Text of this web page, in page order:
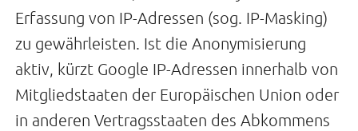
Erfassung von IP-Adressen (sog. IP-Masking)
zu gewährleisten. Ist die Anonymisierung
aktiv, kürzt Google IP-Adressen innerhalb von
Mitgliedstaaten der Europäischen Union oder
in anderen Vertragsstaaten des Abkommens